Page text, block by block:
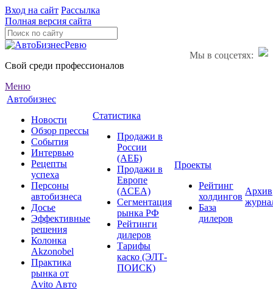
Вход на сайт Рассылка
Полная версия сайта
Мы в соцсетях:
Свой среди профессионалов
Меню
Автобизнес
Новости
Обзор прессы
События
Интервью
Рецепты
успеха
Персоны
автобизнеса
Досье
Эффективные
решения
Колонка
Akzonobel
Практика
рынка от
Аvito Авто
Статистика
Продажи в
России
(АЕБ)
Продажи в
Европе
(ACEA)
Сегментация
рынка РФ
Рейтинги
дилеров
Тарифы
каско (ЭЛТ-
ПОИСК)
Проекты
Рейтинг
холдингов
База
дилеров
Архив